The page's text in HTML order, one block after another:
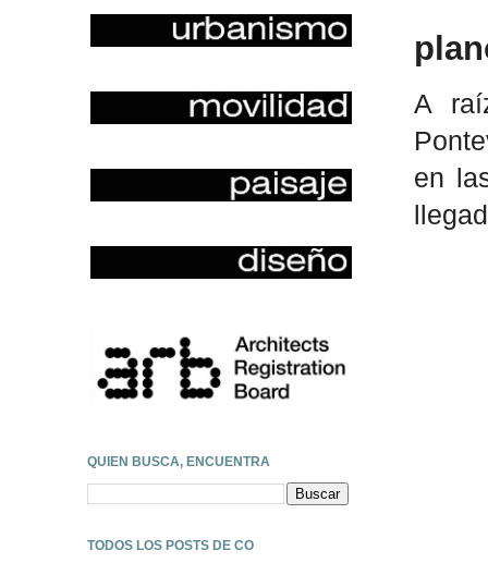
A
en
QUIEN BUSCA, ENCUENTRA
TODOS LOS POSTS DE CO